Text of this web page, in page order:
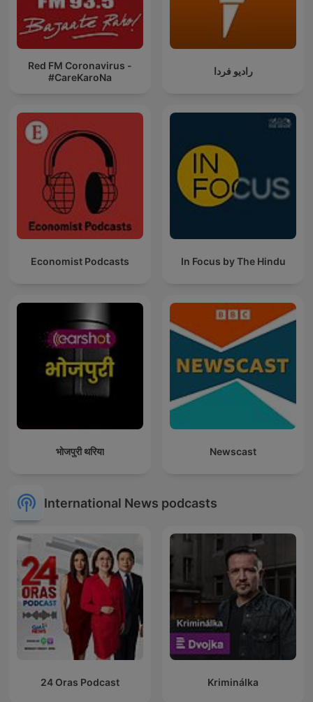
Red FM Coronavirus -
#CareKaroNa
رادیو فردا
Economist Podcasts In Focus by The Hindu
भोजपुरी थरिया Newscast
International News podcasts
24 Oras Podcast Kriminálka